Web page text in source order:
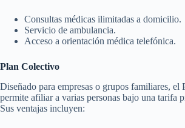
Consultas médicas ilimitadas a domicilio.
Servicio de ambulancia.
Acceso a orientación médica telefónica.
Plan Colectivo
Diseñado para empresas o grupos familiares, el
permite afiliar a varias personas bajo una tarifa
Sus ventajas incluyen: